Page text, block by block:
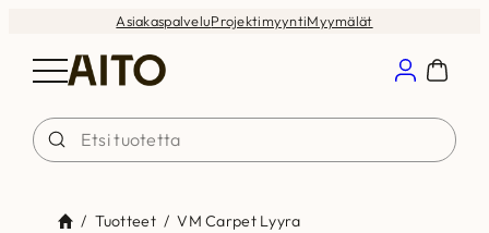
AsiakaspalveluProjektimyyntiMyymälät
/ Tuotteet / VM Carpet Lyyra